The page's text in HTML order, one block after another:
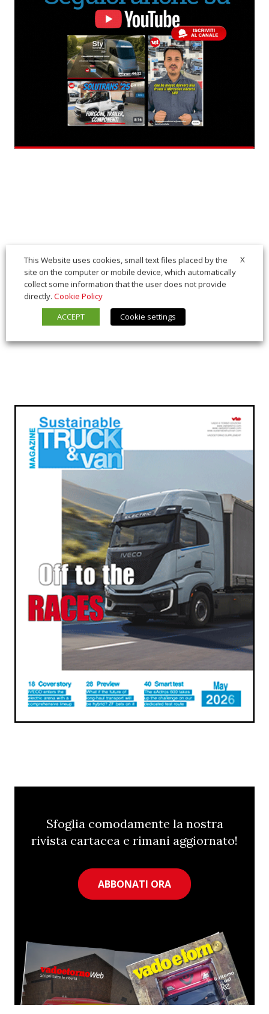
Sfoglia comodamente la nostra
rivista cartacea e rimani aggiornato!
ABBONATI ORA
X
This Website uses cookies, small text files placed by the
site on the computer or mobile device, which automatically
collect some information that the user does not provide
directly. Cookie Policy
ACCEPT
Cookie settings